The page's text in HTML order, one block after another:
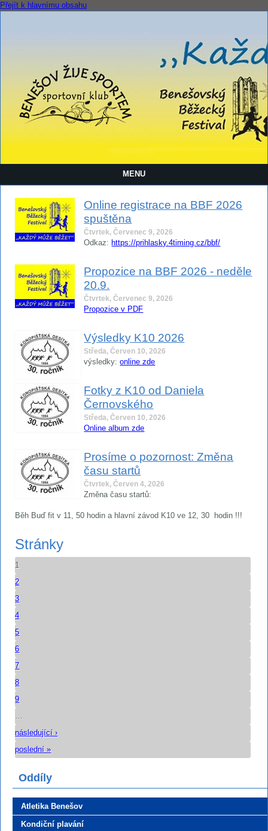
Přejít k hlavnímu obsahu
MENU
Online registrace na BBF 2026
spuštěna
Čtvrtek, Červenec 9, 2026
Odkaz: https://prihlasky.4timing.cz/bbf/
Propozice na BBF 2026 - neděle
20.9.
Čtvrtek, Červenec 9, 2026
Propozice v PDF
Výsledky K10 2026
Středa, Červen 10, 2026
výsledky:online zde
Fotky z K10 od Daniela
Černovského
Středa, Červen 10, 2026
Online album zde
Prosíme o pozornost: Změna
času startů
Čtvrtek, Červen 4, 2026
Změna času startů:
Běh Buď fit v 11, 50 hodin a hlavní závod K10 ve 12, 30 hodin !!!
Stránky
1
2
3
4
5
6
7
8
9
následující ›
poslední »
Oddíly
Atletika Benešov
Kondiční plavání